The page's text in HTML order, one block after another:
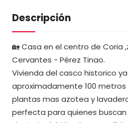
Descripción
🏡 Casa en el centro de Coria
Cervantes - Pérez Tinao.
Vivienda del casco historico
aproximadamente 100
plantas mas azotea y
perfecta para quienes